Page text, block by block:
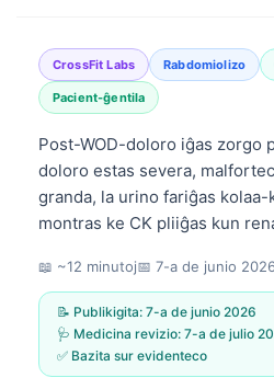
CrossFit Labs Rabdomiolizo
Pacient-ĝentila
Post-WOD-doloro iĝas zorgo
doloro estas severa,
granda, la urino fariĝas kolaa-
montras ke CK pliiĝas kun
📖 ~12 minutoj📅 7-a de junio
📝 Publikigita: 7-a de junio 2026
🩺 Medicina revizio: 7-a de julio
✅ Bazita sur evidenteco